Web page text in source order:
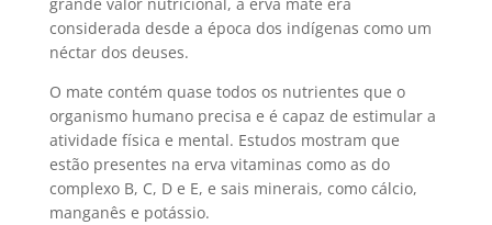
considerada desde a época dos indígenas como um
néctar dos deuses.
O mate contém quase todos os nutrientes que o
organismo humano precisa e é capaz de estimular a
atividade física e mental. Estudos mostram que
estão presentes na erva vitaminas como as do
complexo B, C, D e E, e sais minerais, como cálcio,
manganês e potássio.